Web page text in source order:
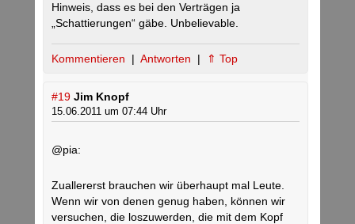
Hinweis, dass es bei den Verträgen ja
„Schattierungen“ gäbe. Unbelievable.
Kommentieren | Antworten | ⇑ Top
#19 Jim Knopf
15.06.2011 um 07:44 Uhr
@pia:
Zuallererst brauchen wir überhaupt mal Leute.
Wenn wir von denen genug haben, können wir
versuchen, die loszuwerden, die mit dem Kopf